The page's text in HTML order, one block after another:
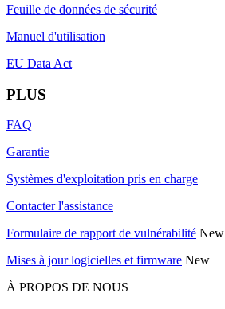
Feuille de données de sécurité
Manuel d'utilisation
EU Data Act
PLUS
FAQ
Garantie
Systèmes d'exploitation pris en charge
Contacter l'assistance
Formulaire de rapport de vulnérabilité New
Mises à jour logicielles et firmware New
À PROPOS DE NOUS